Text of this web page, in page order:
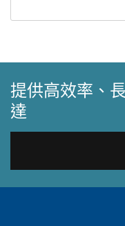
提供高效率、
達